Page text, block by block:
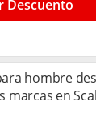
Descuento
hombre
marcas en